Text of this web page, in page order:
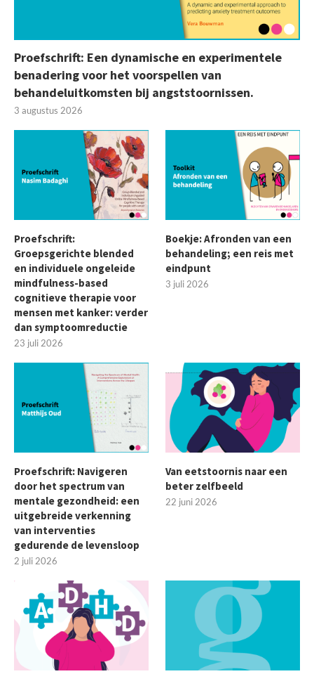
Proefschrift: Een dynamische en experimentele
benadering voor het voorspellen van
behandeluitkomsten bij angststoornissen.
3 augustus 2026
Proefschrift:
Groepsgerichte blended
en individuele ongeleide
mindfulness-based
cognitieve therapie voor
mensen met kanker: verder
dan symptoomreductie
23 juli 2026
Boekje: Afronden van een
behandeling; een reis met
eindpunt
3 juli 2026
Proefschrift: Navigeren
door het spectrum van
mentale gezondheid: een
uitgebreide verkenning
van interventies
gedurende de levensloop
2 juli 2026
Van eetstoornis naar een
beter zelfbeeld
22 juni 2026